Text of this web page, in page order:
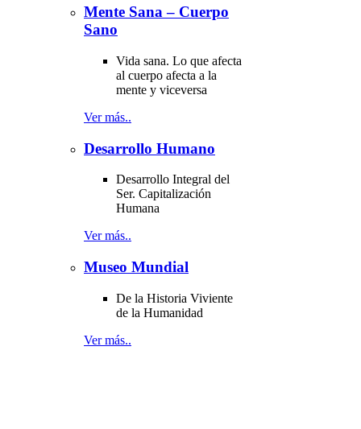
Mente Sana – Cuerpo
Sano
Vida sana. Lo que afecta
al cuerpo afecta a la
mente y viceversa
Ver más..
Desarrollo Humano
Desarrollo Integral del
Ser. Capitalización
Humana
Ver más..
Museo Mundial
De la Historia Viviente
de la Humanidad
Ver más..